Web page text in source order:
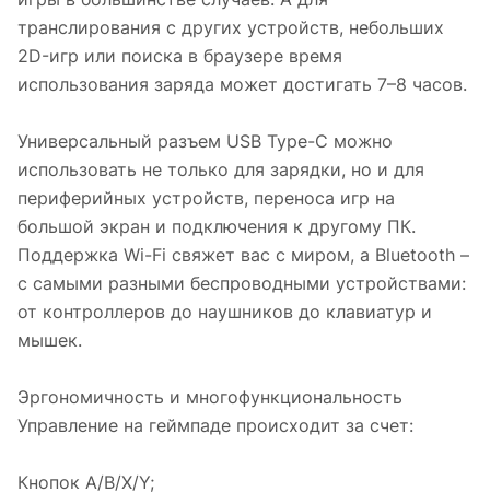
транслирования с других устройств, небольших
2D-игр или поиска в браузере время
использования заряда может достигать 7–8 часов.
Универсальный разъем USB Type-C можно
использовать не только для зарядки, но и для
периферийных устройств, переноса игр на
большой экран и подключения к другому ПК.
Поддержка Wi-Fi свяжет вас с миром, а Bluetooth –
с самыми разными беспроводными устройствами:
от контроллеров до наушников до клавиатур и
мышек.
Эргономичность и многофункциональность
Управление на геймпаде происходит за счет:
Кнопок A/B/X/Y;